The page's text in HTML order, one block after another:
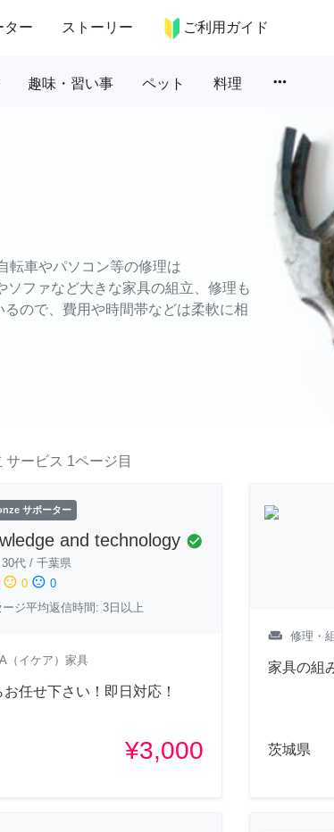
ター ストーリー ご利用ガイド
趣味・習い事 ペット 料理 more_horiz
転車やパソコン等の修理は
ファなど大きな家具の組立、修理も
ので、費用や時間帯などは柔軟に相
サービス 1ページ目
サポーター
and technology check_circle
30代 / 千葉県
sentiment_neutral 0 sentiment_dissatisfied 0
ージ平均返信時間: 3日以上
（イケア）家具
任せ下さい！即日対応！
¥3,000
weekend 修理・
家具の組
茨城県